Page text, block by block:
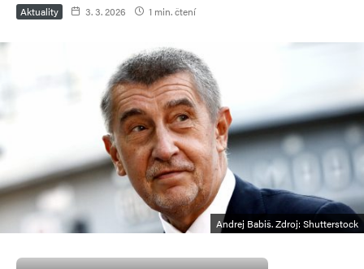
Aktuality 3. 3. 2026 1 min. čtení
Andrej Babiš. Zdroj: Shutterstock